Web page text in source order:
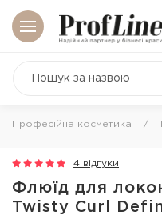
Професійна косметика
4 відгуки
Флюїд для
Twisty Curl